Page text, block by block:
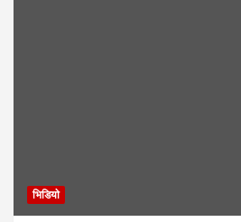
भिडियाे